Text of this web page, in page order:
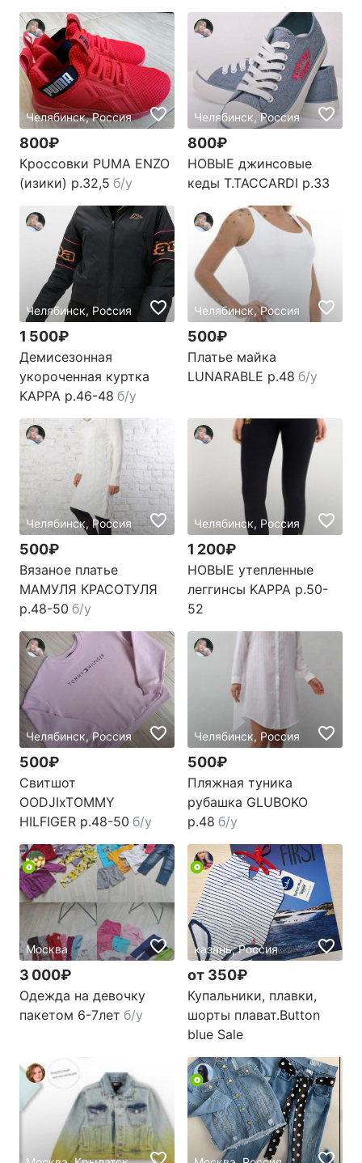
Челябинск, Россия
800₽
Кроссовки PUMA ENZO
(изики) р.32,5 б/у
Челябинск, Россия
800₽
НОВЫЕ джинсовые
кеды T.TACCARDI р.33
Челябинск, Россия
1 500₽
Демисезонная
укороченная куртка
KAPPA р.46-48 б/у
Челябинск, Россия
500₽
Платье майка
LUNARABLE р.48 б/у
Челябинск, Россия
500₽
Вязаное платье
МАМУЛЯ КРАСОТУЛЯ
р.48-50 б/у
Челябинск, Россия
1 200₽
НОВЫЕ утепленные
леггинсы KAPPA р.50-
52
Челябинск, Россия
500₽
Свитшот
OODJIxTOMMY
HILFIGER р.48-50 б/у
Челябинск, Россия
500₽
Пляжная туника
рубашка GLUBOKO
р.48 б/у
Москва
3 000₽
Одежда на девочку
пакетом 6-7лет б/у
казань, Россия
от 350₽
Купальники, плавки,
шорты плават.Button
blue Sale